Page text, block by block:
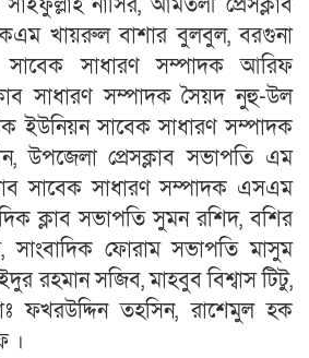
নাসির, আমতলী প্রেসক্লাব
খায়রুল বাশার বুলবুল, বরগুনা
সাবেক সাধারণ সম্পাদক আরিফ
সাধারণ সম্পাদক সৈয়দ নুহু-উল
ইউনিয়ন সাবেক সাধারণ সম্পাদক
উপজেলা প্রেসক্লাব সভাপতি এম
সাবেক সাধারণ সম্পাদক এসএম
ক্লাব সভাপতি সুমন রশিদ, বশির
সাংবাদিক ফোরাম সভাপতি মাসুম
রহমান সজিব, মাহবুব বিশ্বাস টিটু,
ফখরউদ্দিন তহসিন, রাশেমুল হক
।